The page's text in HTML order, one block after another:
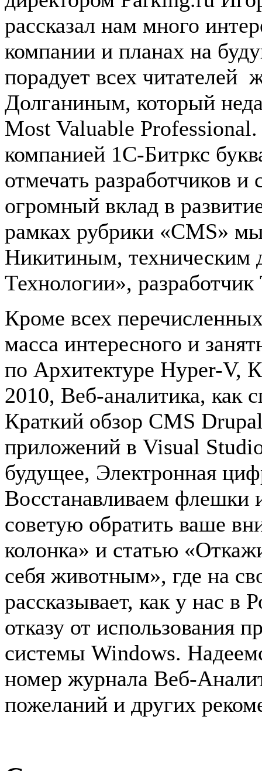
рассказал нам много
компании и планах на
порадует всех
Долганиным, который
Most Valuable
компанией 1С-Битркс
отмечать разработчиков
огромный вклад в
рамках рубрики «CMS»
Никитиным, техническим
Технологии»,
Кроме всех
масса интересного и
по Архитектуре Hyper-V,
2010, Веб-аналитика, как
Краткий обзор CMS
приложений в Visual
будущее, Электронная
Восстанавливаем флешки
советую обратить ваше
колонка» и статью
себя животным», где на
рассказывает, как у нас в
отказу от использования
системы Windows.
номер журнала Веб-
пожеланий и других